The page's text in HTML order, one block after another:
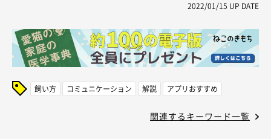
2022/01/15 UP DATE
飼い方 コミュニケーション 解説 アプリおすすめ
関連するキーワード一覧